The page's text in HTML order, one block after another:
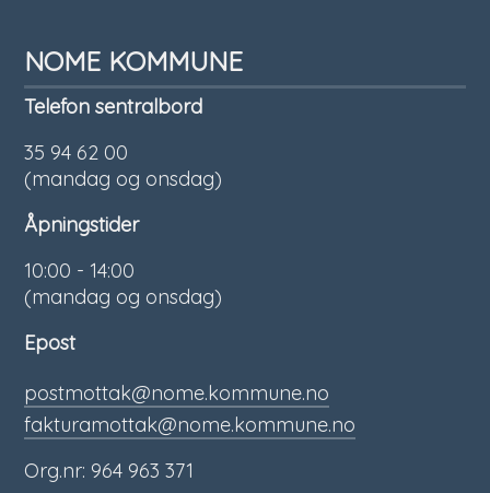
NOME KOMMUNE
Telefon sentralbord
35 94 62 00
(mandag og onsdag)
Åpningstider
10:00 - 14:00
(mandag og onsdag)
Epost
postmottak@nome.kommune.no
fakturamottak@nome.kommune.no
Org.nr: 964 963 371